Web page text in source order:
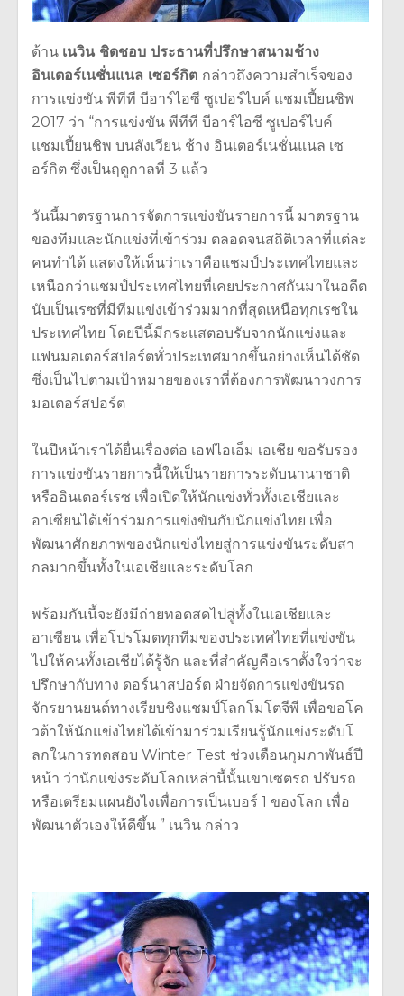
ด้าน เนวิน ชิดชอบ ประธานที่ปรึกษาสนามช้าง
อินเตอร์เนชั่นแนล เซอร์กิต กล่าวถึงความสำเร็จของ
การแข่งขัน พีทีที บีอาร์ไอซี ซูเปอร์ไบค์ แชมเปี้ยนชิพ
2017 ว่า “การแข่งขัน พีทีที บีอาร์ไอซี ซูเปอร์ไบค์
แชมเปี้ยนชิพ บนสังเวียน ช้าง อินเตอร์เนชั่นแนล เซ
อร์กิต ซึ่งเป็นฤดูกาลที่ 3 แล้ว
วันนี้มาตรฐานการจัดการแข่งขันรายการนี้ มาตรฐาน
ของทีมและนักแข่งที่เข้าร่วม ตลอดจนสถิติเวลาที่แต่ละ
คนทำได้ แสดงให้เห็นว่าเราคือแชมป์ประเทศไทยและ
เหนือกว่าแชมป์ประเทศไทยที่เคยประกาศกันมาในอดีต
นับเป็นเรซที่มีทีมแข่งเข้าร่วมมากที่สุดเหนือทุกเรซใน
ประเทศไทย โดยปีนี้มีกระแสตอบรับจากนักแข่งและ
แฟนมอเตอร์สปอร์ตทั่วประเทศมากขึ้นอย่างเห็นได้ชัด
ซึ่งเป็นไปตามเป้าหมายของเราที่ต้องการพัฒนาวงการ
มอเตอร์สปอร์ต
ในปีหน้าเราได้ยื่นเรื่องต่อ เอฟไอเอ็ม เอเชีย ขอรับรอง
การแข่งขันรายการนี้ให้เป็นรายการระดับนานาชาติ
หรืออินเตอร์เรซ เพื่อเปิดให้นักแข่งทั่วทั้งเอเชียและ
อาเซียนได้เข้าร่วมการแข่งขันกับนักแข่งไทย เพื่อ
พัฒนาศักยภาพของนักแข่งไทยสู่การแข่งขันระดับสา
กลมากขึ้นทั้งในเอเชียและระดับโลก
พร้อมกันนี้จะยังมีถ่ายทอดสดไปสู่ทั้งในเอเชียและ
อาเซียน เพื่อโปรโมตทุกทีมของประเทศไทยที่แข่งขัน
ไปให้คนทั้งเอเชียได้รู้จัก และที่สำคัญคือเราตั้งใจว่าจะ
ปรึกษากับทาง ดอร์นาสปอร์ต ฝ่ายจัดการแข่งขันรถ
จักรยานยนต์ทางเรียบชิงแชมป์โลกโมโตจีพี เพื่อขอโค
วต้าให้นักแข่งไทยได้เข้ามาร่วมเรียนรู้นักแข่งระดับโ
ลกในการทดสอบ Winter Test ช่วงเดือนกุมภาพันธ์ปี
หน้า ว่านักแข่งระดับโลกเหล่านี้นั้นเขาเซตรถ ปรับรถ
หรือเตรียมแผนยังไงเพื่อการเป็นเบอร์ 1 ของโลก เพื่อ
พัฒนาตัวเองให้ดีขึ้น ” เนวิน กล่าว